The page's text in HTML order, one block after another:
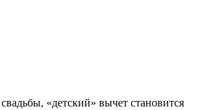
«детский» вычет становится